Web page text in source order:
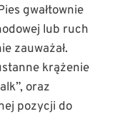
gwałtownie
lub ruch
zauważał.
krążenie
oraz
pozycji do